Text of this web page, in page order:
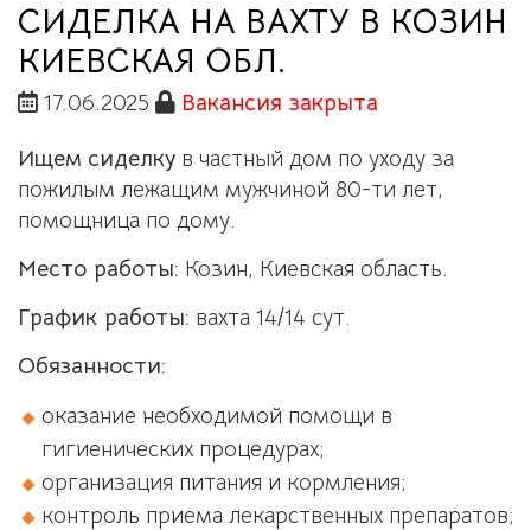
СИДЕЛКА НА ВАХТУ В КОЗИН
КИЕВСКАЯ ОБЛ.
17.06.2025
Вакансия закрыта
Ищем сиделку в частный дом по уходу за
пожилым лежащим мужчиной 80-ти лет,
помощница по дому.
Место работы: Козин, Киевская область.
График работы: вахта 14/14 сут.
Обязанности:
оказание необходимой помощи в
гигиенических процедурах;
организация питания и кормления;
контроль приема лекарственных препаратов;